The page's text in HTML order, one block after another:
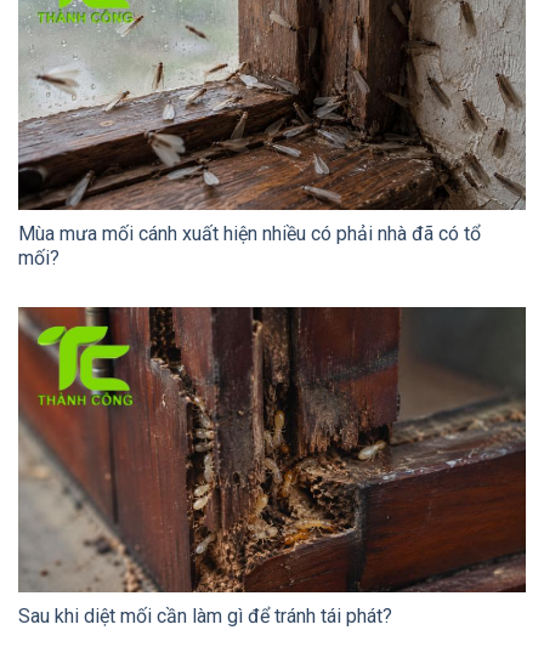
Mùa mưa mối cánh xuất hiện nhiều có phải nhà đã có tổ
mối?
Sau khi diệt mối cần làm gì để tránh tái phát?